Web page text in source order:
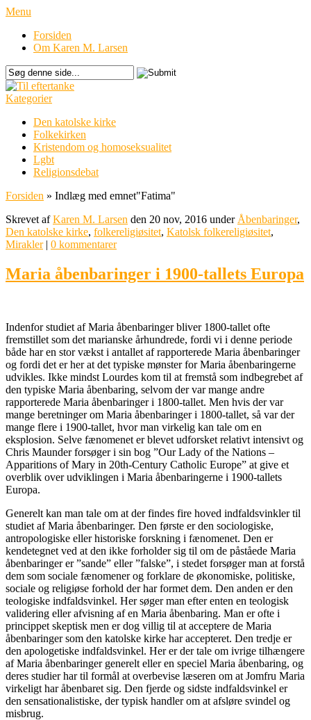
Menu
Forsiden
Om Karen M. Larsen
Kategorier
Den katolske kirke
Folkekirken
Kristendom og homoseksualitet
Lgbt
Religionsdebat
Forsiden » Indlæg med emnet"Fatima"
Skrevet afKaren M. Larsen den 20 nov, 2016 under Åbenbaringer,
Den katolske kirke, folkereligiøsitet, Katolsk folkereligiøsitet,
Mirakler| 0 kommentarer
Maria åbenbaringer i 1900-tallets Europa
Indenfor studiet af Maria åbenbaringer bliver 1800-tallet ofte
fremstillet som det marianske århundrede, fordi vi i denne periode
både har en stor vækst i antallet af rapporterede Maria åbenbaringer
og fordi det er her at det typiske mønster for Maria åbenbaringerne
udvikles. Ikke mindst Lourdes kom til at fremstå som indbegrebet af
den typiske Maria åbenbaring, selvom der var mange andre
rapporterede Maria åbenbaringer i 1800-tallet. Men hvis der var
mange beretninger om Maria åbenbaringer i 1800-tallet, så var der
mange flere i 1900-tallet, hvor man virkelig kan tale om en
eksplosion. Selve fænomenet er blevet udforsket relativt intensivt og
Chris Maunder forsøger i sin bog ”Our Lady of the Nations –
Apparitions of Mary in 20th-Century Catholic Europe” at give et
overblik over udviklingen i Maria åbenbaringerne i 1900-tallets
Europa.
Generelt kan man tale om at der findes fire hoved indfaldsvinkler til
studiet af Maria åbenbaringer. Den første er den sociologiske,
antropologiske eller historiske forskning i fænomenet. Den er
kendetegnet ved at den ikke forholder sig til om de påståede Maria
åbenbaringer er ”sande” eller ”falske”, i stedet forsøger man at forstå
dem som sociale fænomener og forklare de økonomiske, politiske,
sociale og religiøse forhold der har formet dem. Den anden er den
teologiske indfaldsvinkel. Her søger man efter enten en teologisk
validering eller afvisning af en Maria åbenbaring. Man er ofte i
princippet skeptisk men er dog villig til at acceptere de Maria
åbenbaringer som den katolske kirke har accepteret. Den tredje er
den apologetiske indfaldsvinkel. Her er der tale om ivrige tilhængere
af Maria åbenbaringer generelt eller en speciel Maria åbenbaring, og
deres studier har til formål at overbevise læseren om at Jomfru Maria
virkeligt har åbenbaret sig. Den fjerde og sidste indfaldsvinkel er
den sensationalistiske, der typisk handler om at afsløre svindel og
misbrug.